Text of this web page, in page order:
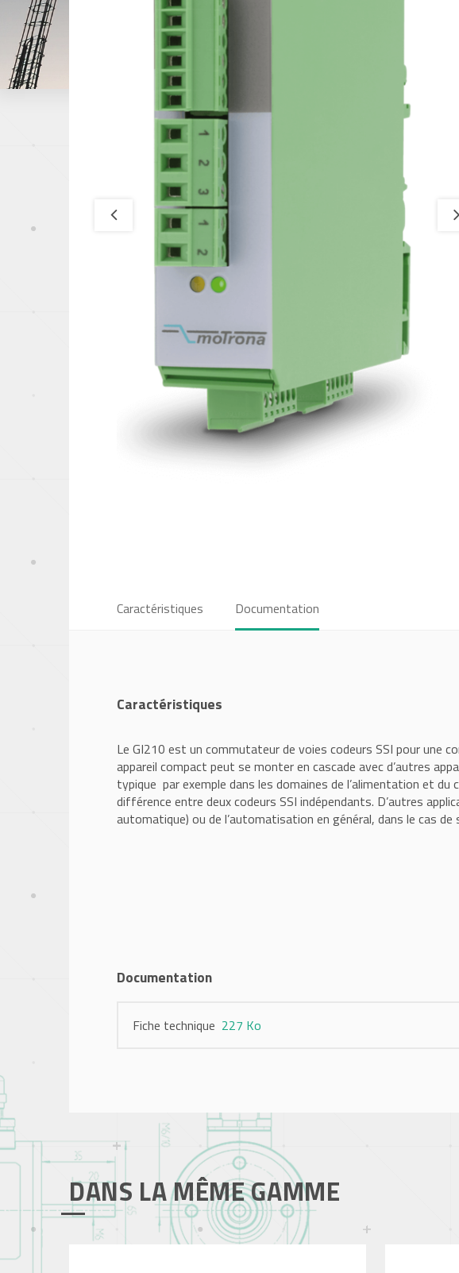
Offshore, Marine, Oil and
Capteurs de pression
Caractéristiques Documentation
Caractéristiques
Le GI210 est un commutateur de voies codeurs SSI pour une
appareil compact peut se monter en cascade avec d’autres
typique par exemple dans les domaines de l’alimentation et
différence entre deux codeurs SSI indépendants. D’autres
automatique) ou de l’automatisation en général, dans le cas
Documentation
Fiche technique 227 Ko
DANS LA MÊME GAMME